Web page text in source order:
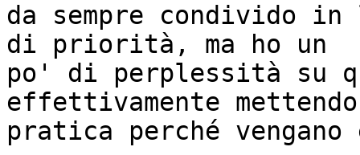
da sempre condivido
di priorità, ma ho un
po' di perplessità su
effettivamente
pratica perché